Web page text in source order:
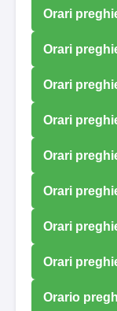
Orari
Orari
Orari
Orari
Orari
Orari
Orari
Orari
Orario